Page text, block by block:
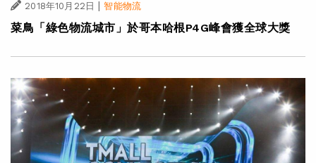
2018年10月22日 智能物流
菜鳥「綠色物流城市」於哥本哈根P4G峰會獲全球大獎